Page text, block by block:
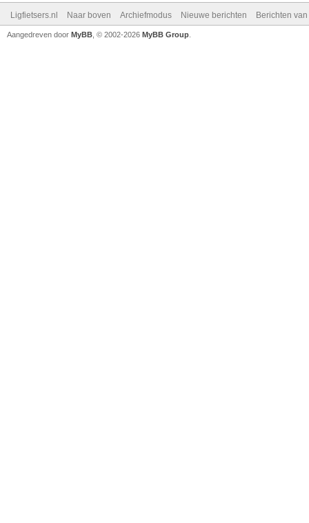
Ligfietsers.nl Naar boven Archiefmodus Nieuwe berichten Berichten
Aangedreven door MyBB , © 2002-2026 MyBB Group